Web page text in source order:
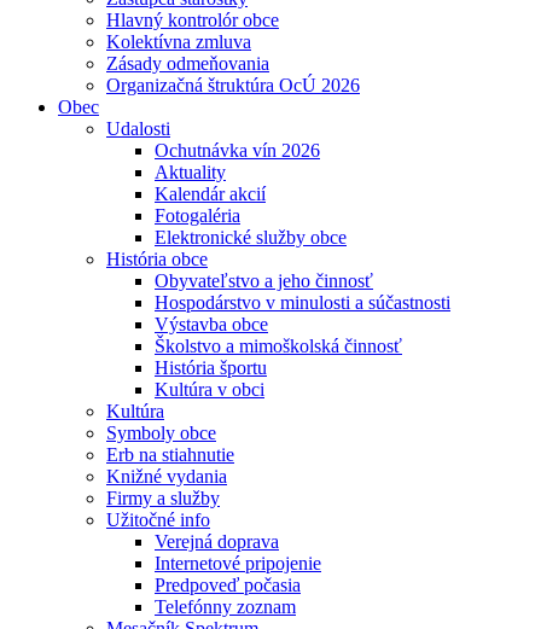
Hlavný kontrolór obce
Kolektívna zmluva
Zásady odmeňovania
Organizačná štruktúra OcÚ 2026
Obec
Udalosti
Ochutnávka vín 2026
Aktuality
Kalendár akcií
Fotogaléria
Elektronické služby obce
História obce
Obyvateľstvo a jeho činnosť
Hospodárstvo v minulosti a súčastnosti
Výstavba obce
Školstvo a mimoškolská činnosť
História športu
Kultúra v obci
Kultúra
Symboly obce
Erb na stiahnutie
Knižné vydania
Firmy a služby
Užitočné info
Verejná doprava
Internetové pripojenie
Predpoveď počasia
Telefónny zoznam